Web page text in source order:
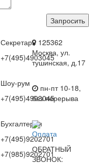
Секретарь
+7(495)4903045
Шоу-рум
+7(495)4903045
Бухгалтерия
+7(495)9202701
+7(985)9202701
125362
Москва, ул.
тушинская, д.17
пн-пт 10-18,
без перерыва
Оплата
ОБРАТНЫЙ
ЗВОНОК: